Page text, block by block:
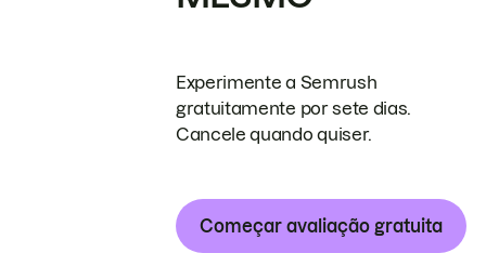
Experimente a Semrush
gratuitamente por sete dias.
Cancele quando quiser.
Começar avaliação gratuita